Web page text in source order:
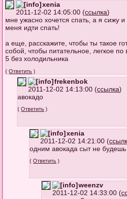
xenia
2011-12-02 14:05:00 (ссылка)
мне ужасно хочется спать, а я сижу
меня идти спать!
а еще, расскажите, чтобы ты такое
собой, чтобы питательное, легкое по
5 без холодильника
(Ответить )
frekenbok
2011-12-02 14:13:00 (ссылка)
авокадо
(Ответить )
xenia
2011-12-02 14:21:00 (
одним авокада сыт не будешь
(Ответить )
weenzv
2011-12-02 14:33:00 (